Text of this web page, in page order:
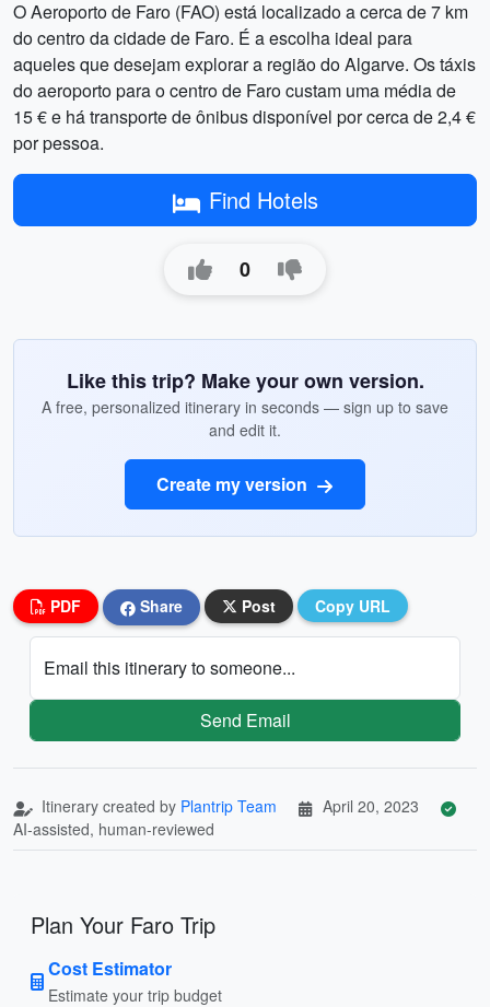
O Aeroporto de Faro (FAO) está localizado a cerca de 7 km
do centro da cidade de Faro. É a escolha ideal para
aqueles que desejam explorar a região do Algarve. Os táxis
do aeroporto para o centro de Faro custam uma média de
15 € e há transporte de ônibus disponível por cerca de 2,4 €
por pessoa.
Find Hotels
0
Like this trip? Make your own version.
A free, personalized itinerary in seconds — sign up to save
and edit it.
Create my version
PDF Share Post Copy URL
Email this itinerary to someone...
Send Email
Itinerary created by Plantrip Team
April 20, 2023
AI-assisted, human-reviewed
Plan Your Faro Trip
Cost Estimator
Estimate your trip budget